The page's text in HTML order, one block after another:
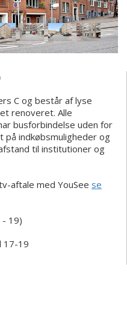
C og består af lyse
renoveret. Alle
busforbindelse uden for
indkøbsmuligheder og
til institutioner og
aftale med YouSee se
- 19)
17-19